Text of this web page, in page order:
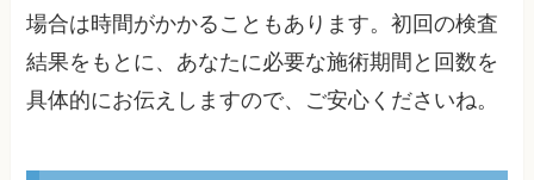
場合は時間がかかることもあります。初回の検査
結果をもとに、あなたに必要な施術期間と回数を
具体的にお伝えしますので、ご安心くださいね。